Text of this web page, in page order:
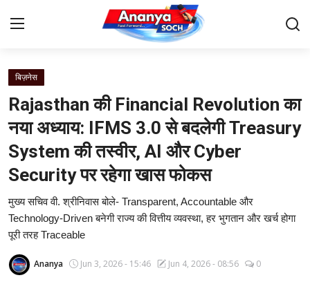
Home
Contact
About Us
बिज़नेस
राजनीति
बिज़नेस
Rajasthan की Financial Revolution का
नया अध्याय: IFMS 3.0 से बदलेगी Treasury
System की तस्वीर, AI और Cyber
Security पर रहेगा खास फोकस
मुख्य सचिव वी. श्रीनिवास बोले- Transparent, Accountable और
Technology-Driven बनेगी राज्य की वित्तीय व्यवस्था, हर भुगतान और खर्च होगा
पूरी तरह Traceable
Ananya Jun 3, 2026 - 15:46 Jun 4, 2026 - 08:56 0